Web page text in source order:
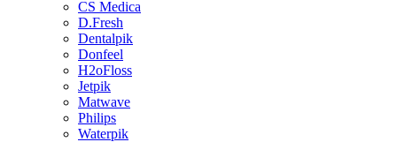
CS Medica
D.Fresh
Dentalpik
Donfeel
H2oFloss
Jetpik
Matwave
Philips
Waterpik